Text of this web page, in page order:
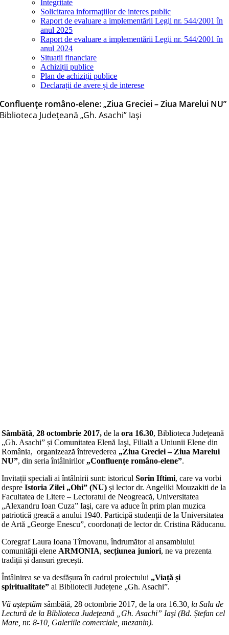
Integritate
Solicitarea informaţiilor de interes public
Raport de evaluare a implementării Legii nr. 544/2001 în
anul 2025
Raport de evaluare a implementării Legii nr. 544/2001 în
anul 2024
Situații financiare
Achiziții publice
Plan de achiziţii publice
Declarații de avere și de interese
Confluențe româno-elene: „Ziua Greciei – Ziua Marelui NU”
Biblioteca Judeţeană „Gh. Asachi” Iaşi
Sâmbătă, 28 octombrie 2017, de la ora 16.30, Biblioteca Judeţeană
„Gh. Asachi” și Comunitatea Elenă Iaşi, Filială a Uniunii Elene din
România, organizează întrevederea „Ziua Greciei – Ziua Marelui
NU”, din seria întâlnirilor „Confluențe româno-elene”.
Invitații speciali ai întâlnirii sunt: istoricul Sorin Iftimi, care va vorbi
despre Istoria Zilei „Ohi” (NU) și lector dr. Angeliki Mouzakiti de la
Facultatea de Litere – Lectoratul de Neogreacă, Universitatea
„Alexandru Ioan Cuza” Iaşi, care va aduce în prim plan muzica
patriotică greacă a anului 1940. Participă studenții de la Universitatea
de Artă „George Enescu”, coordonați de lector dr. Cristina Răducanu.
Coregraf Laura Ioana Tîrnovanu, îndrumător al ansamblului
comunității elene ARMONIA, secțiunea juniori, ne va prezenta
tradiții și dansuri grecești.
Întâlnirea se va desfășura în cadrul proiectului „Viață și
spiritualitate” al Bibliotecii Județene „Gh. Asachi”.
Vă aşteptăm sâmbătă, 28 octombrie 2017, de la ora 16.30 , la Sala de
Lectură de la Biblioteca Judeţeană „Gh. Asachi” Iaşi (Bd. Ștefan cel
Mare, nr. 8-10, Galeriile comerciale, mezanin).